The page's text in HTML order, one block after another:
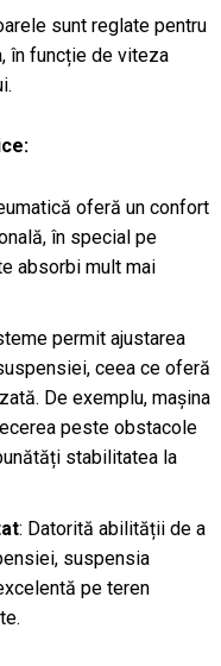
sunt reglate pentru
în funcție de viteza
oferă un confort
în special pe
absorbi mult mai
permit ajustarea
ceea ce oferă
De exemplu, mașina
peste obstacole
stabilitatea la
: Datorită abilității de a
suspensia
pe teren